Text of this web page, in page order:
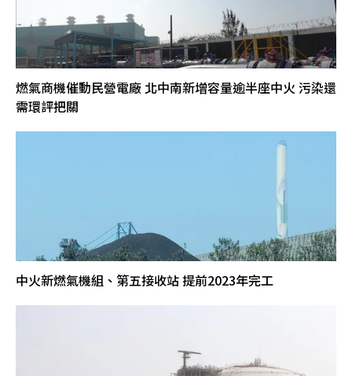
燃氣商機催動民營電廠 北中南新增容量逾半座中火 污染還
需環評把關
中火新燃氣機組、第五接收站 提前2023年完工